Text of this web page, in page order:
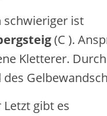
schwieriger ist
(C ).
Kletterer.
Letzt gibt es